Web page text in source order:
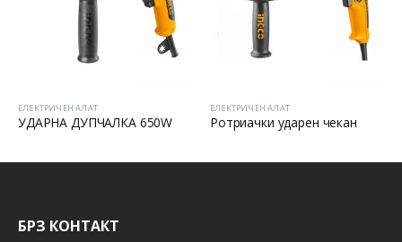
ЕЛЕКТРИЧЕН АЛАТ
УДАРНА ДУПЧАЛКА 650W
ЕЛЕКТРИЧЕН АЛАТ
Ротриачки ударен чекан
БРЗ КОНТАКТ